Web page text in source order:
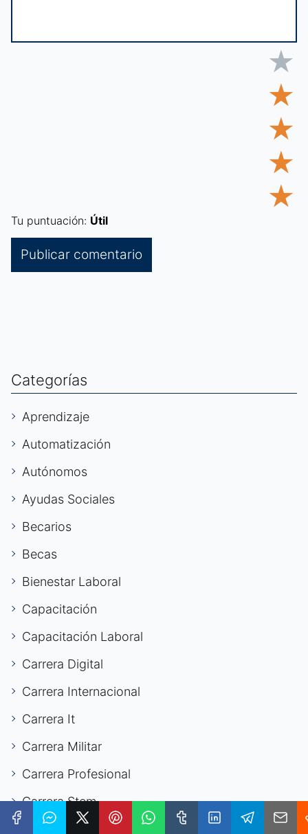
★
★
★
★
★
Tu puntuación: Útil
Categorías
Aprendizaje
Automatización
Autónomos
Ayudas Sociales
Becarios
Becas
Bienestar Laboral
Capacitación
Capacitación Laboral
Carrera Digital
Carrera Internacional
Carrera It
Carrera Militar
Carrera Profesional
Carrera Stem
Carreras